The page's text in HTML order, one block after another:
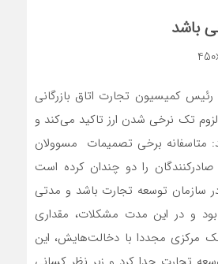
باشد
کمیسیون تجارت اتاق بازرگانی
تک نرخی شدن ارز تاکید می‌کند و
متاسفانه برخی تصمیمات مسوولان
را دو چندان کرده است
در سازمان توسعه تجارت باشد و مدتی
و در این مدت مشکلات، مقداری
مرکزی مجددا با دخالت‌هایش، این